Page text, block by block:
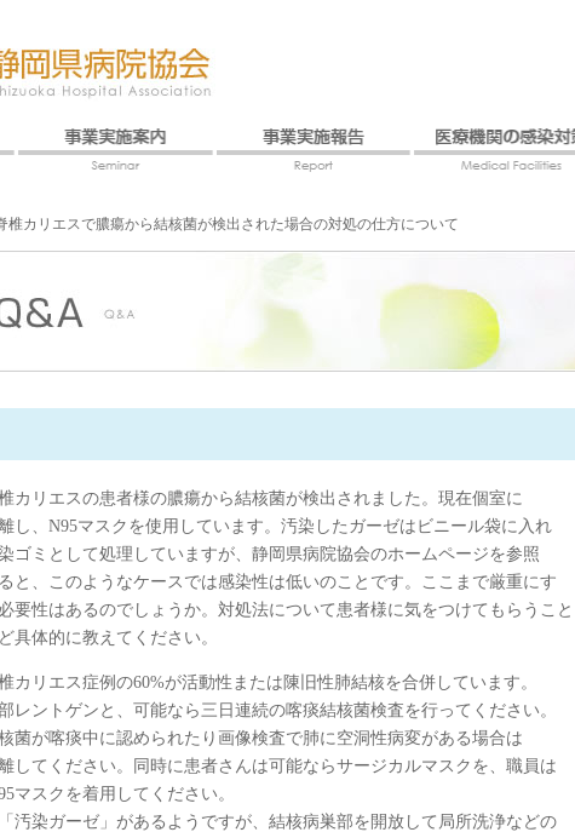
椎カリエスで膿瘍から結核菌が検出された場合の対処の仕方について
カリエスの患者様の膿瘍から結核菌が検出されました。現在個室に
し、N95マスクを使用しています。汚染したガーゼはビニール袋に入れ
ゴミとして処理していますが、静岡県病院協会のホームページを参照
と、このようなケースでは感染性は低いのことです。ここまで厳重にす
要性はあるのでしょうか。対処法について患者様に気をつけてもらうこと
具体的に教えてください。
カリエス症例の60%が活動性または陳旧性肺結核を合併しています。
レントゲンと、可能なら三日連続の喀痰結核菌検査を行ってください。
菌が喀痰中に認められたり画像検査で肺に空洞性病変がある場合は
してください。同時に患者さんは可能ならサージカルマスクを、職員は
マスクを着用してください。
汚染ガーゼ」があるようですが、結核病巣部を開放して局所洗浄などの